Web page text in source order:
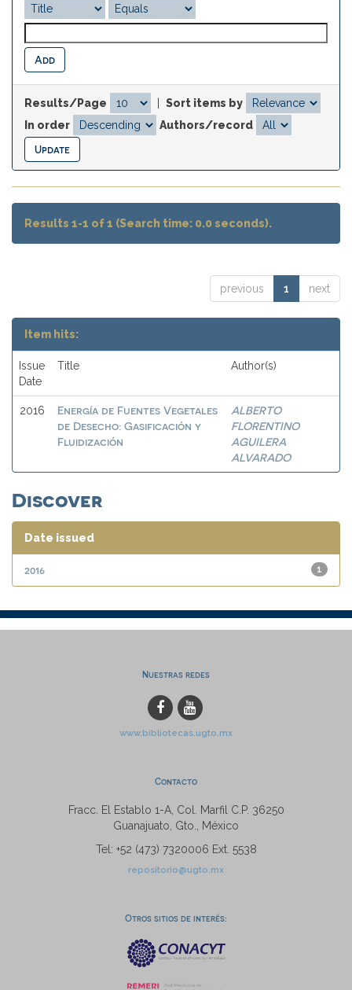
Results/Page
Sort items by
In order
Authors/record
Results 1-1 of 1 (Search time: 0.0 seconds).
previous 1 next
Item hits:
Issue
Date
Title Author(s)
2016
Energía de Fuentes Vegetales
de Desecho: Gasificación y
Fluidización
ALBERTO
FLORENTINO
AGUILERA
ALVARADO
Discover
Date issued
1
2016
Nuestras redes
www.bibliotecas.ugto.mx
Contacto
Fracc. El Establo 1-A, Col. Marfil C.P. 36250
Guanajuato, Gto., México
Tel: +52 (473) 7320006 Ext. 5538
repositorio@ugto.mx
Otros sitios de interés: